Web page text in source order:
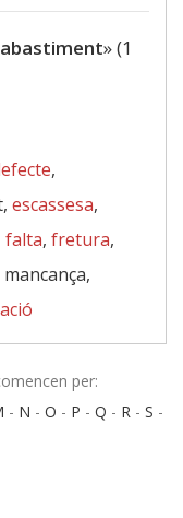
» (1
,
escassesa,
falta, fretura,
per:
- N - O - P - Q - R - S -